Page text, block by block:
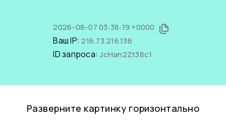
2026-08-07 03:38:19 +0000
Ваш IP:216.73.216.136
ID запроса:JcHan2Zt38c1
Разверните картинку горизонтально